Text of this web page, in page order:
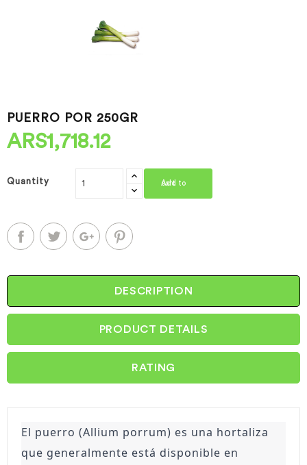
PUERRO POR 250GR
ARS1,718.12
Quantity Add to cart
DESCRIPTION
PRODUCT DETAILS
RATING
El puerro (Allium porrum) es una hortaliza
que generalmente está disponible en